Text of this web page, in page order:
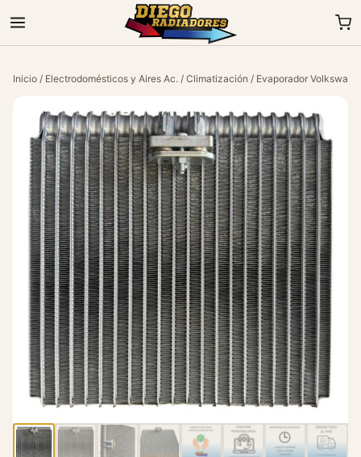
Inicio / Electrodomésticos y Aires Ac. / Climatización / Evaporador